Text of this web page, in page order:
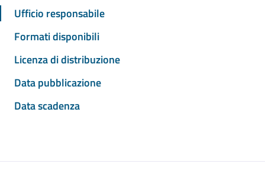
Ufficio responsabile
Formati disponibili
Licenza di distribuzione
Data pubblicazione
Data scadenza